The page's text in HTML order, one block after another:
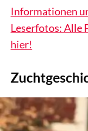
Informationen
Leserfotos: Alle
hier!